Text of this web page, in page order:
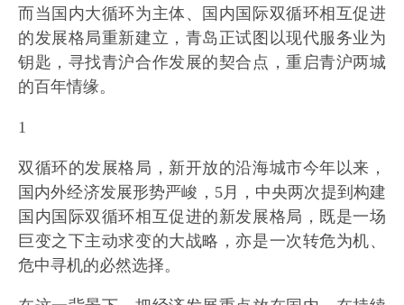
而当国内大循环为主体、国内国际双循环相互促进
的发展格局重新建立，青岛正试图以现代服务业为
钥匙，寻找青沪合作发展的契合点，重启青沪两城
的百年情缘。
1
双循环的发展格局，新开放的沿海城市今年以来，
国内外经济发展形势严峻，5月，中央两次提到构建
国内国际双循环相互促进的新发展格局，既是一场
巨变之下主动求变的大战略，亦是一次转危为机、
危中寻机的必然选择。